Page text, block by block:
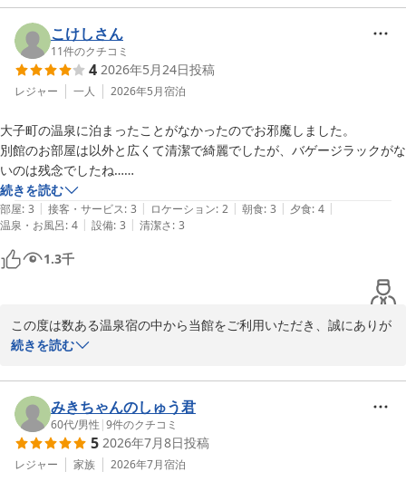
お風呂は男湯が午後から地下１階、１階が朝５時から入れます。どちら
も広くてのんびり出来ました。
お土産コーナーも種類があり、団子や饅頭を食べ過ぎるとバイキングを
満喫出来ないので気を付けましょう。
都会の価値観から離れて本当にのんびり過ごしたい方向けのホテルで
す。
また来ます。
ご滞在をお楽しみいただけたとのこと、大変嬉しく思います。
当館の周辺は、温泉街とはまた違い山々に囲まれた素朴な環境では
ございますが、
日頃の疲れを癒し、心ゆくまでお寛ぎいただける場所でありたいと
思っております。
これからもお客様にご満足いただけるサービスを提供できるよう、
日々改善に努めてまいります。
またのお越しを心よりお待ち申し上げております。
ホテル奥久慈館
鈴木
こけしさん
11件のクチコミ
4 2026年5月24日投稿
レジャー 一人 2026年5月宿泊
大子町の温泉に泊まったことがなかったのでお邪魔しました。
別館のお部屋は以外と広くて清潔で綺麗でしたが、バゲージラックがな
いのは残念でしたね…
浴場は昭和レトロな手の込んだ雰囲気の作りで、温泉も柔らかで何度も
入りました。
食事は期間限定の串揚げフェア中で、大好きなアスパラガスあり、岩下
の新生姜のタルタルソースを添えて沢山頂きました。美味しかです！
ツーリングで来た方のバイクを軒下に置かせてくれるのはいいですね。
続きを読む
部屋: 3 | 接客・サービス: 3 | ロケーション: 2 | 朝食: 3 | 夕食: 4 |
温泉・お風呂: 4 | 設備: 3 | 清潔さ: 3
1.3千
この度は数ある温泉宿の中から当館をご利用いただき、誠にありが
とうございました。
上げます。
別館のお部屋につきまして、広さや清潔感にご満足いただけたご様
子を嬉しく拝見いたしました。一方で、バゲージラックにつきまし
てはご不便をお掛けし申し訳ございません。今後の備品改善の参考
とさせていただきます。
続きを読む
みきちゃんのしゅう君
60代/男性 |9件のクチコミ
5 2026年7月8日投稿
レジャー 家族 2026年7月宿泊